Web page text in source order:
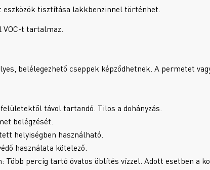
tisztítása lakkbenzinnel történhet.
VOC-t tartalmaz.
belélegezhető cseppek képződhetnek. A permetet
távol tartandó. Tilos a dohányzás.
belégzését.
helyiségben használható.
használata kötelező.
Több percig tartó óvatos öblítés vízzel. Adott esetben a